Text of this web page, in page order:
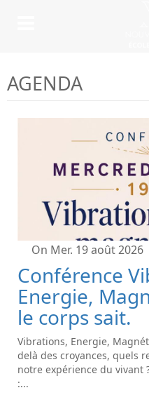
AGENDA
On Mer. 19 août 2026
Conférence
Energie,
le corps sait.
Vibrations, Energie,
delà des croyances, quels
notre expérience du vivant
:...